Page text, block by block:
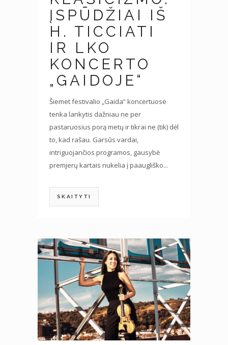
ĮSPŪDŽIAI IŠ
H. TICCIATI
IR LKO
KONCERTO
„GAIDOJE“
Šiemet festivalio „Gaida“ koncertuose
tenka lankytis dažniau ne per
pastaruosius porą metų ir tikrai ne (tik) dėl
to, kad rašau. Garsūs vardai,
intriguojančios programos, gausybė
premjerų kartais nukelia į paaugliško...
SKAITYTI